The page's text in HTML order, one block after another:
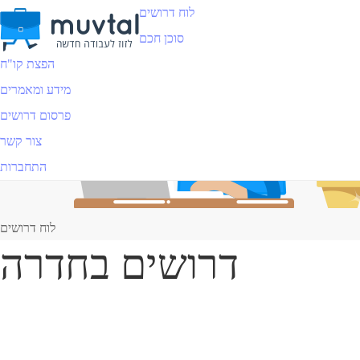
לוח דרושים
סוכן חכם
הפצת קו"ח
מידע ומאמרים
פרסום דרושים
צור קשר
התחברות
לוח דרושים
דרושים בחדרה